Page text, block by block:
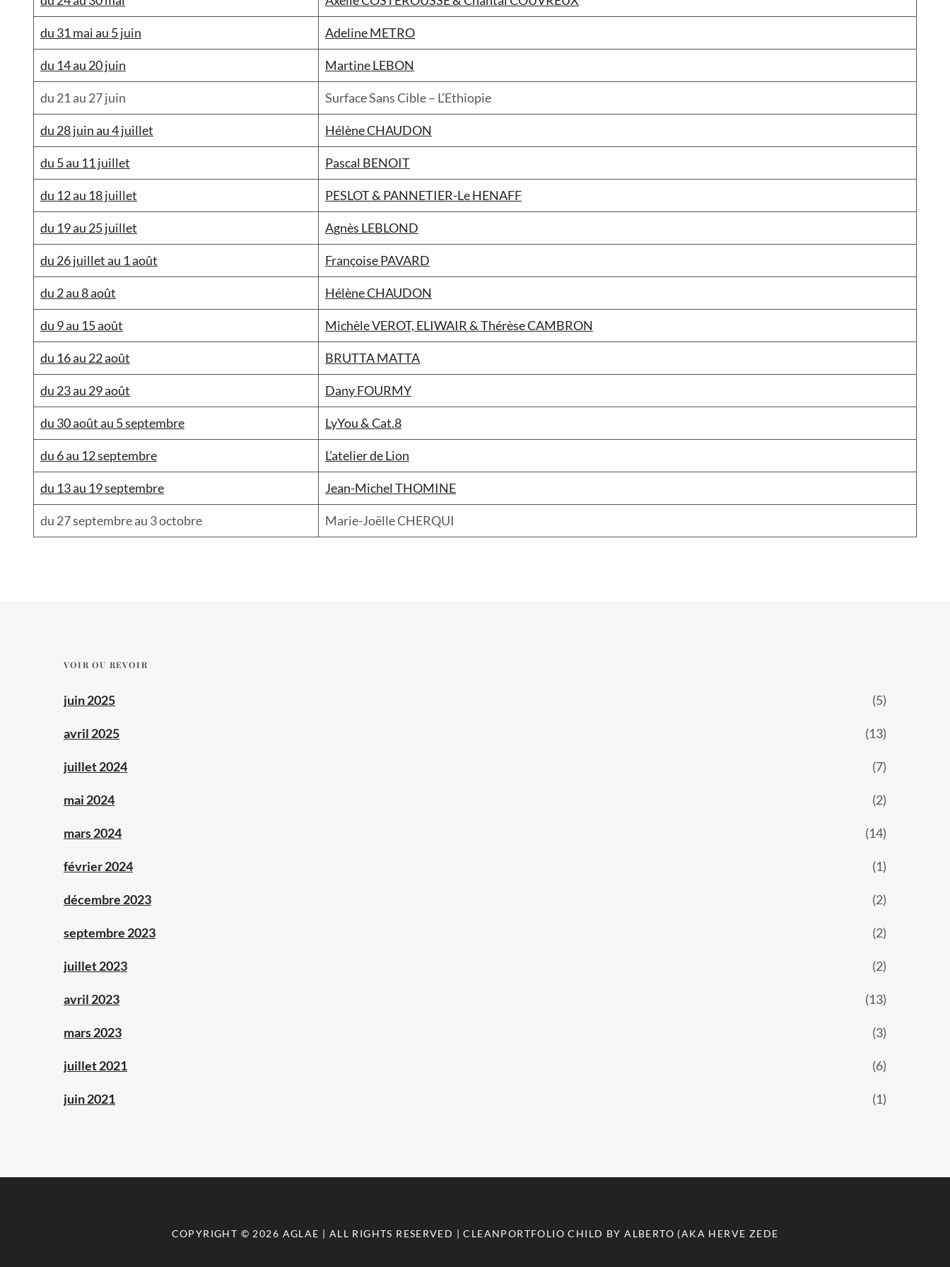
du 31 mai au 5 juin Adeline METRO
du 14 au 20 juin Martine LEBON
du 21 au 27 juin Surface Sans Cible – L’Ethiopie
du 28 juin au 4 juillet Hélène CHAUDON
du 5 au 11 juillet Pascal BENOIT
du 12 au 18 juillet PESLOT & PANNETIER-Le HENAFF
du 19 au 25 juillet Agnès LEBLOND
du 26 juillet au 1 août Françoise PAVARD
du 2 au 8 août Hélène CHAUDON
du 9 au 15 août Michèle VEROT, ELIWAIR & Thérèse CAMBRON
du 16 au 22 août BRUTTA MATTA
du 23 au 29 août Dany FOURMY
du 30 août au 5 septembre LyYou & Cat.8
du 6 au 12 septembre L’atelier de Lion
du 13 au 19 septembre Jean-Michel THOMINE
du 27 septembre au 3 octobre Marie-Joëlle CHERQUI
VOIR OU REVOIR
juin 2025 (5)
avril 2025 (13)
juillet 2024 (7)
mai 2024 (2)
mars 2024 (14)
février 2024 (1)
décembre 2023 (2)
septembre 2023 (2)
juillet 2023 (2)
avril 2023 (13)
mars 2023 (3)
juillet 2021 (6)
juin 2021 (1)
COPYRIGHT © 2026 AGLAE | ALL RIGHTS RESERVED | CLEANPORTFOLIO CHILD BYALBERTO (AKA HERVE ZEDE